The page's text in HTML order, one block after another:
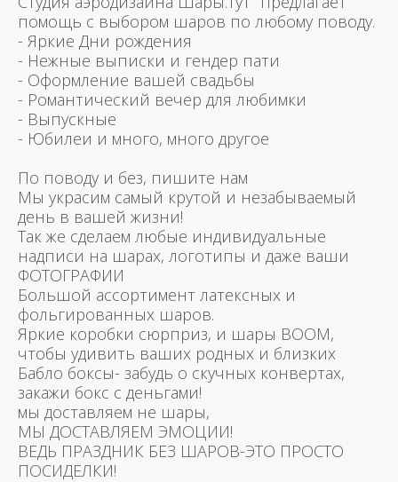
помощь с выбором шаров по любому поводу.
- Яркие Дни рождения
- Нежные выписки и гендер пати
- Оформление вашей свадьбы
- Романтический вечер для любимки
- Выпускные
- Юбилеи и много, много другое
По поводу и без, пишите нам
Мы украсим самый крутой и незабываемый
день в вашей жизни!
Так же сделаем любые индивидуальные
надписи на шарах, логотипы и даже ваши
ФОТОГРАФИИ
Большой ассортимент латексных и
фольгированных шаров.
Яркие коробки сюрприз, и шары BOOM,
чтобы удивить ваших родных и близких
Бабло боксы- забудь о скучных конвертах,
закажи бокс с деньгами!
мы доставляем не шары,
МЫ ДОСТАВЛЯЕМ ЭМОЦИИ!
ВЕДЬ ПРАЗДНИК БЕЗ ШАРОВ-ЭТО ПРОСТО
ПОСИДЕЛКИ!